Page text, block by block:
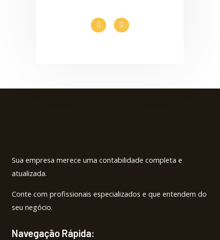
F
a
c
I
n
s
Sua empresa merece uma contabilidade completa e
atualizada.
Conte com profissionais especializados e que entendem do
seu negócio.
Navegação Rápida: